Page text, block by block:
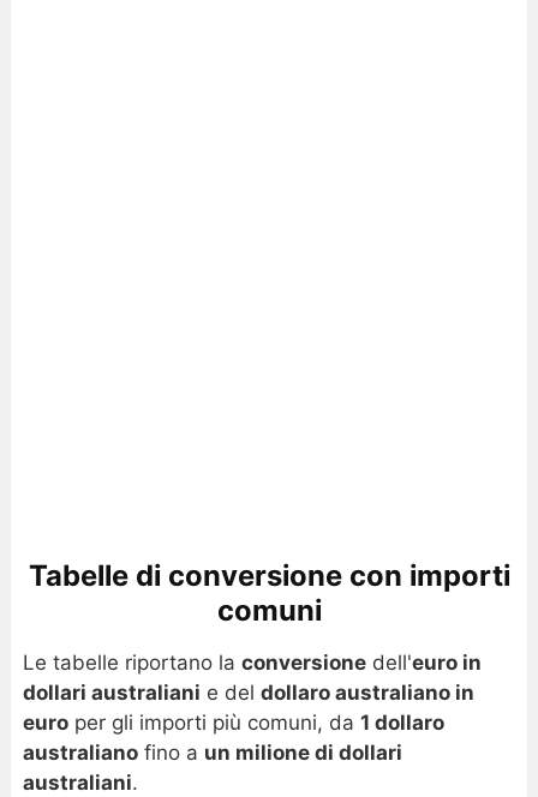
Tabelle di conversione con importi
comuni
Le tabelle riportano la conversionedell'euro in
dollari australiani e del dollaro australiano in
europer gli importi più comuni, da 1 dollaro
australianofino a un milione di dollari
australiani.